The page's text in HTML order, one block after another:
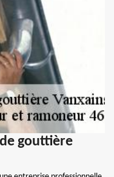
gouttière